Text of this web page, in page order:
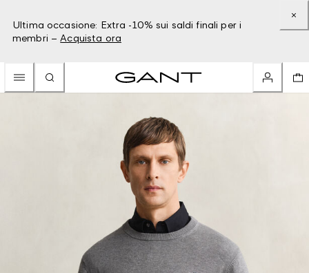
Ultima occasione: Extra -10% sui saldi finali per i
membri – Acquista ora